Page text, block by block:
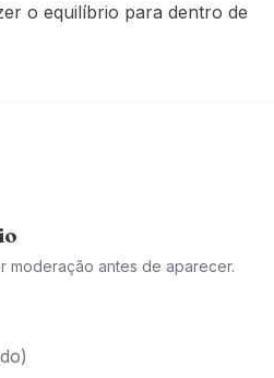
o equilíbrio para dentro de
moderação antes de aparecer.